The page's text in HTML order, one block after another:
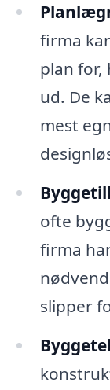
firma
plan for,
ud. De
mest
ofte
firma
slipper